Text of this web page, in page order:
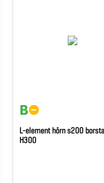
L-element hörn s200
H300